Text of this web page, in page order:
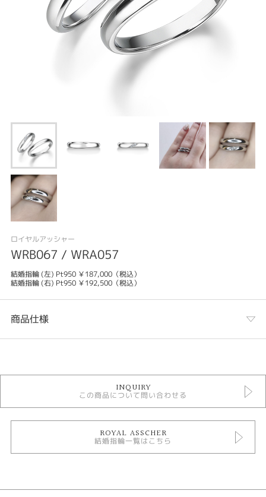
ロイヤルアッシャー
WRB067 / WRA057
結婚指輪 (左) Pt950 ￥187,000（税込）
結婚指輪 (右) Pt950 ￥192,500（税込）
商品仕様
結婚指輪
人気ブランド結婚指輪
結婚指輪 ウェーブ・S字
結婚指輪 甲丸
INQUIRY
この商品について問い合わせる
ROYAL ASSCHER
結婚指輪一覧はこちら